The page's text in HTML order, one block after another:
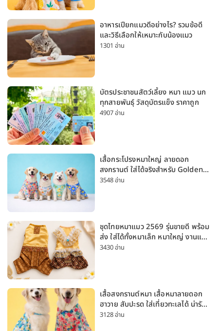
อาหารเปียกแมวดีอย่างไร? รวมข้อดี
และวิธีเลือกให้เหมาะกับน้องแมว
1301 อ่าน
บัตรประชาชนสัตว์เลี้ยง หมา แมว นก
ทุกสายพันธุ์ วัสดุบัตรแข็ง ราคาถูก
4907 อ่าน
เสื้อกระโปรงหมาใหญ่ ลายดอก
สงกรานต์ ใส่ได้จริงสำหรับ Golden
Husky Labrador [อัปเดต 2026]
3548 อ่าน
ชุดไทยหมาแมว 2569 รุ่นขายดี พร้อม
ส่ง ใส่ได้ทั้งหมาเล็ก หมาใหญ่ งานแต่ง
สงกรานต์ ลอยกระทง
3430 อ่าน
เสื้อสงกรานต์หมา เสื้อหมาลายดอก
ฮาวาย สับปะรด ใส่เที่ยวทะเลได้ น่ารัก
ใส่ได้ทั้งหมาเล็กและหมาใหญ่
3128 อ่าน